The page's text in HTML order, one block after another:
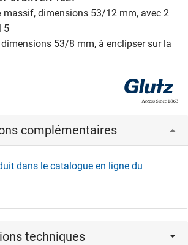
massif, dimensions 53/12 mm, avec 2
5
dimensions 53/8 mm, à enclipser sur la
complémentaires
dans le catalogue en ligne du
techniques